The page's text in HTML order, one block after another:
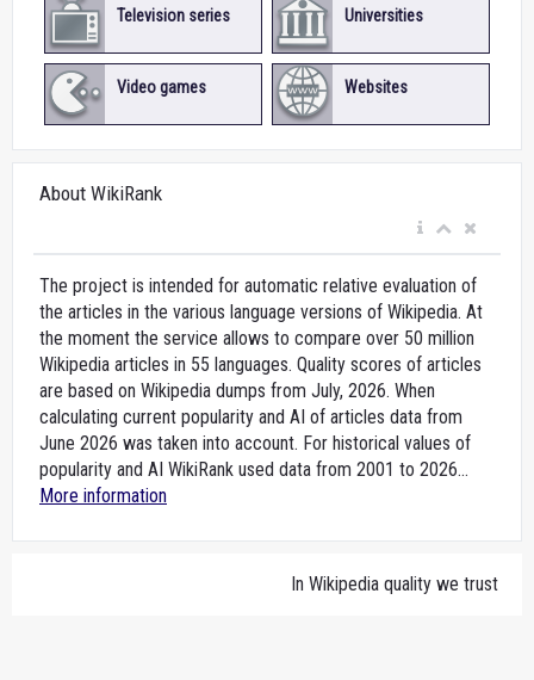
Television series Universities
Video games Websites
About WikiRank
The project is intended for automatic relative evaluation of
the articles in the various language versions of Wikipedia. At
the moment the service allows to compare over 50 million
Wikipedia articles in 55 languages. Quality scores of articles
are based on Wikipedia dumps from July, 2026. When
calculating current popularity and AI of articles data from
June 2026 was taken into account. For historical values of
popularity and AI WikiRank used data from 2001 to 2026...
More information
In Wikipedia quality we trust